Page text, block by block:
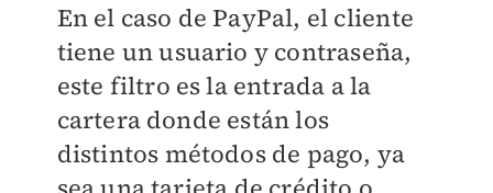
En el caso de PayPal, el cliente
tiene un usuario y contraseña,
este filtro es la entrada a la
cartera donde están los
distintos métodos de pago, ya